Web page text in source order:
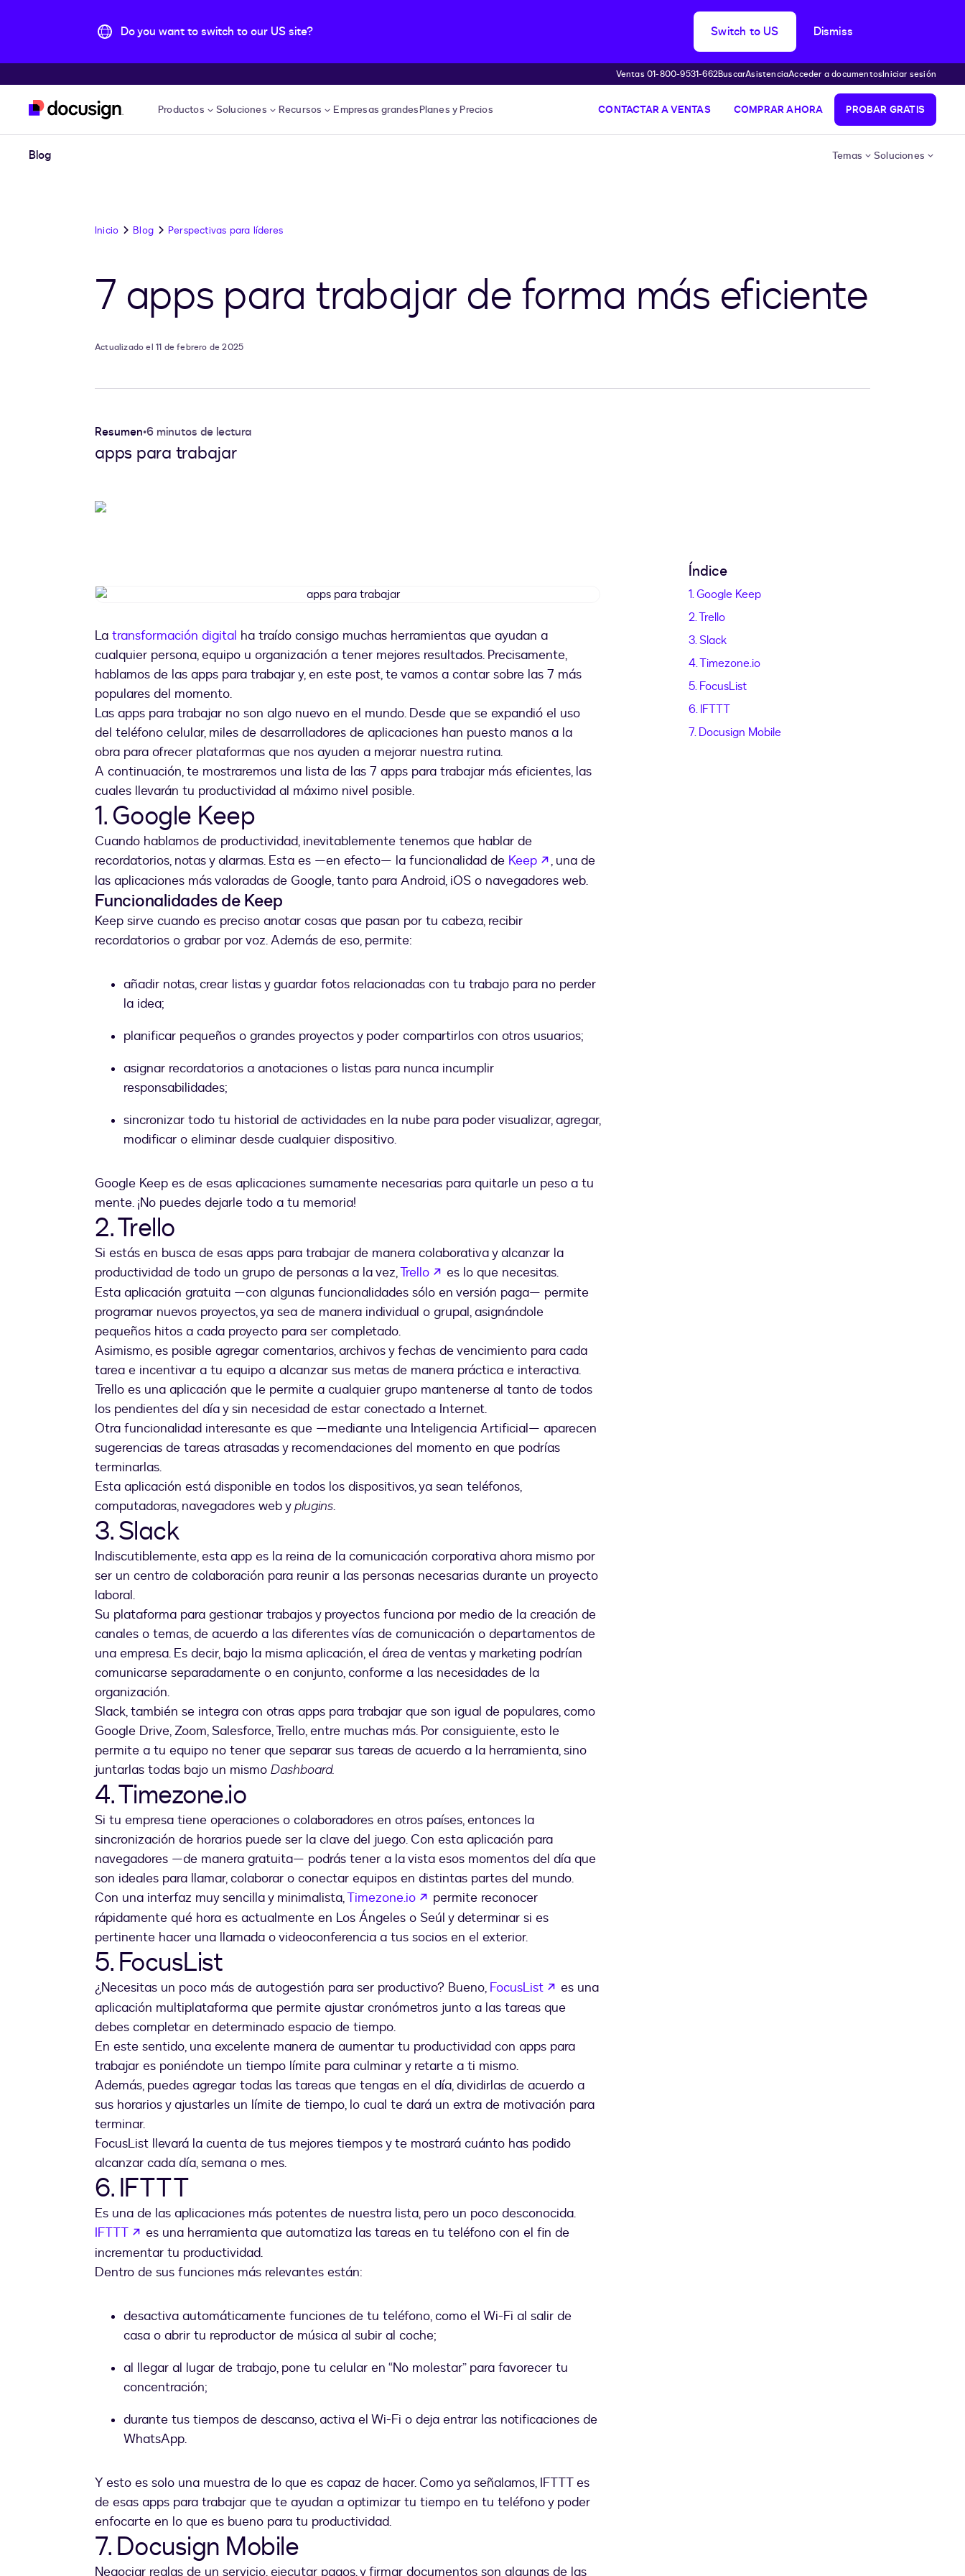
Do you want to switch to our US site? Switch to US Dismiss
Ventas 01-800-9531-662BuscarAsistenciaAcceder a documentosIniciar sesión
Productos Soluciones Recursos Empresas grandesPlanes y Precios CONTACTAR A VENTAS COMPRAR AHORA PROBAR GRATIS
Blog Temas Soluciones
Inicio Blog Perspectivas para líderes
7 apps para trabajar de forma más eficiente
Actualizado el 11 de febrero de 2025
Resumen•6 minutos de lectura
apps para trabajar
apps
La transformación digital ha traído consigo muchas herramientas que ayudan a
cualquier persona, equipo u organización a tener mejores resultados. Precisamente,
hablamos de las apps para trabajar y, en este post, te vamos a contar sobre las 7 más
populares del momento.
Las apps para trabajar no son algo nuevo en el mundo. Desde que se expandió el uso
del teléfono celular, miles de desarrolladores de aplicaciones han puesto manos a la
obra para ofrecer plataformas que nos ayuden a mejorar nuestra rutina.
A continuación, te mostraremos una lista de las 7 apps para trabajar más eficientes, las
cuales llevarán tu productividad al máximo nivel posible.
1. Google Keep
Cuando hablamos de productividad, inevitablemente tenemos que hablar de
recordatorios, notas y alarmas. Esta es —en efecto— la funcionalidad de Keep abre em uma nova guia
, una de
las aplicaciones más valoradas de Google, tanto para Android, iOS o navegadores web.
Funcionalidades de Keep
Keep sirve cuando es preciso anotar cosas que pasan por tu cabeza, recibir
recordatorios o grabar por voz. Además de eso, permite:
añadir notas, crear listas y guardar fotos relacionadas con tu trabajo para no perder
la idea;
planificar pequeños o grandes proyectos y poder compartirlos con otros usuarios;
asignar recordatorios a anotaciones o listas para nunca incumplir
responsabilidades;
sincronizar todo tu historial de actividades en la nube para poder visualizar, agregar,
modificar o eliminar desde cualquier dispositivo.
Google Keep es de esas aplicaciones sumamente necesarias para quitarle un peso a tu
mente. ¡No puedes dejarle todo a tu memoria!
2. Trello
Si estás en busca de esas apps para trabajar de manera colaborativa y alcanzar la
productividad de todo un grupo de personas a la vez,Trello abre em uma nova guia
es lo que necesitas.
Esta aplicación gratuita —con algunas funcionalidades sólo en versión paga— permite
programar nuevos proyectos, ya sea de manera individual o grupal, asignándole
pequeños hitos a cada proyecto para ser completado.
Asimismo, es posible agregar comentarios, archivos y fechas de vencimiento para cada
tarea e incentivar a tu equipo a alcanzar sus metas de manera práctica e interactiva.
Trello es una aplicación que le permite a cualquier grupo mantenerse al tanto de todos
los pendientes del día y sin necesidad de estar conectado a Internet.
Otra funcionalidad interesante es que —mediante una Inteligencia Artificial— aparecen
sugerencias de tareas atrasadas y recomendaciones del momento en que podrías
terminarlas.
Esta aplicación está disponible en todos los dispositivos, ya sean teléfonos,
computadoras, navegadores web yplugins.
3. Slack
Indiscutiblemente, esta app es la reina de la comunicación corporativa ahora mismo por
ser un centro de colaboración para reunir a las personas necesarias durante un proyecto
laboral.
Su plataforma para gestionar trabajos y proyectos funciona por medio de la creación de
canales o temas, de acuerdo a las diferentes vías de comunicación o departamentos de
una empresa. Es decir, bajo la misma aplicación, el área de ventas y marketing podrían
comunicarse separadamente o en conjunto, conforme a las necesidades de la
organización.
Slack, también se integra con otras apps para trabajar que son igual de populares, como
Google Drive, Zoom, Salesforce, Trello, entre muchas más. Por consiguiente, esto le
permite a tu equipo no tener que separar sus tareas de acuerdo a la herramienta, sino
juntarlas todas bajo un mismo Dashboard.
4. Timezone.io
Si tu empresa tiene operaciones o colaboradores en otros países, entonces la
sincronización de horarios puede ser la clave del juego. Con esta aplicación para
navegadores —de manera gratuita— podrás tener a la vista esos momentos del día que
son ideales para llamar, colaborar o conectar equipos en distintas partes del mundo.
Con una interfaz muy sencilla y minimalista,Timezone.io abre em uma nova guia
permite reconocer
rápidamente qué hora es actualmente en Los Ángeles o Seúl y determinar si es
pertinente hacer una llamada o videoconferencia a tus socios en el exterior.
5. FocusList
¿Necesitas un poco más de autogestión para ser productivo? Bueno, FocusList abre em uma nova guia
es una
aplicación multiplataforma que permite ajustar cronómetros junto a las tareas que
debes completar en determinado espacio de tiempo.
En este sentido, una excelente manera de aumentar tu productividad con apps para
trabajar es poniéndote un tiempo límite para culminar y retarte a ti mismo.
Además, puedes agregar todas las tareas que tengas en el día, dividirlas de acuerdo a
sus horarios y ajustarles un límite de tiempo, lo cual te dará un extra de motivación para
terminar.
FocusList llevará la cuenta de tus mejores tiempos y te mostrará cuánto has podido
alcanzar cada día, semana o mes.
6. IFTTT
Es una de las aplicaciones más potentes de nuestra lista, pero un poco desconocida.
IFTTT
abre em uma nova guia
es una herramienta que automatiza las tareas en tu teléfono con el fin de
incrementar tu productividad.
Dentro de sus funciones más relevantes están:
desactiva automáticamente funciones de tu teléfono, como el Wi-Fi al salir de
casa o abrir tu reproductor de música al subir al coche;
al llegar al lugar de trabajo, pone tu celular en “No molestar” para favorecer tu
concentración;
durante tus tiempos de descanso, activa el Wi-Fi o deja entrar las notificaciones de
WhatsApp.
Y esto es solo una muestra de lo que es capaz de hacer. Como ya señalamos, IFTTT es
de esas apps para trabajar que te ayudan a optimizar tu tiempo en tu teléfono y poder
enfocarte en lo que es bueno para tu productividad.
7. Docusign Mobile
Negociar reglas de un servicio, ejecutar pagos, y firmar documentos son algunas de las
Índice
1. Google Keep
2. Trello
3. Slack
4. Timezone.io
5. FocusList
6. IFTTT
7. Docusign Mobile